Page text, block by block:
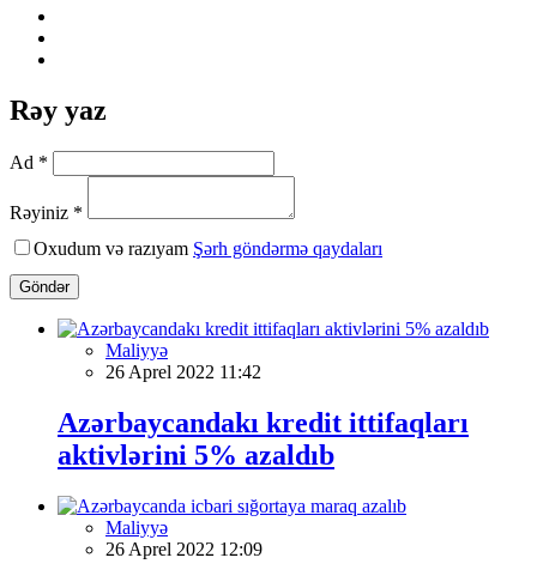
Rəy yaz
Ad *
Rəyiniz *
Oxudum və razıyam Şərh göndərmə qaydaları
Göndər
Maliyyə
26 Aprel 2022 11:42
Azərbaycandakı kredit ittifaqları
aktivlərini 5% azaldıb
Maliyyə
26 Aprel 2022 12:09